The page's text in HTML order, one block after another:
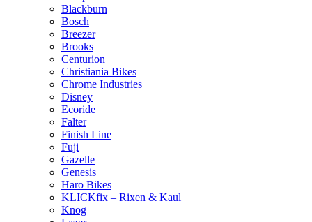
Blackburn
Bosch
Breezer
Brooks
Centurion
Christiania Bikes
Chrome Industries
Disney
Ecoride
Falter
Finish Line
Fuji
Gazelle
Genesis
Haro Bikes
KLICKfix – Rixen & Kaul
Knog